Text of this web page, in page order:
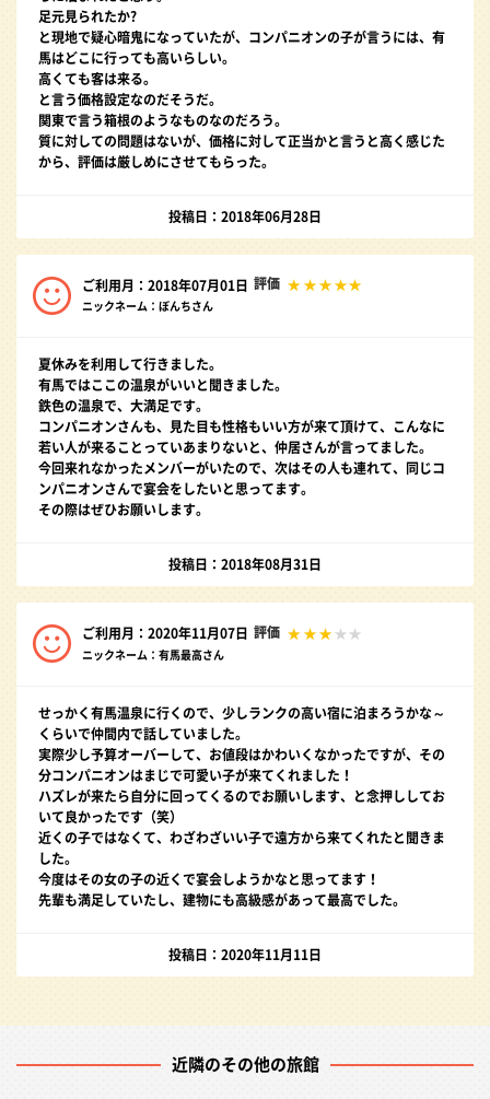
足元見られたか?
と現地で疑心暗鬼になっていたが、コンパニオンの子が言うには、有
馬はどこに行っても高いらしい。
高くても客は来る。
と言う価格設定なのだそうだ。
関東で言う箱根のようなものなのだろう。
質に対しての問題はないが、価格に対して正当かと言うと高く感じた
から、評価は厳しめにさせてもらった。
投稿日：2018年06月28日
ご利用月：2018年07月01日 評価
ニックネーム：ぼんちさん
夏休みを利用して行きました。
有馬ではここの温泉がいいと聞きました。
鉄色の温泉で、大満足です。
コンパニオンさんも、見た目も性格もいい方が来て頂けて、こんなに
若い人が来ることっていあまりないと、仲居さんが言ってました。
今回来れなかったメンバーがいたので、次はその人も連れて、同じコ
ンパニオンさんで宴会をしたいと思ってます。
その際はぜひお願いします。
投稿日：2018年08月31日
ご利用月：2020年11月07日 評価
ニックネーム：有馬最高さん
せっかく有馬温泉に行くので、少しランクの高い宿に泊まろうかな～
くらいで仲間内で話していました。
実際少し予算オーバーして、お値段はかわいくなかったですが、その
分コンパニオンはまじで可愛い子が来てくれました！
ハズレが来たら自分に回ってくるのでお願いします、と念押ししてお
いて良かったです（笑）
近くの子ではなくて、わざわざいい子で遠方から来てくれたと聞きま
した。
今度はその女の子の近くで宴会しようかなと思ってます！
先輩も満足していたし、建物にも高級感があって最高でした。
投稿日：2020年11月11日
近隣のその他の旅館